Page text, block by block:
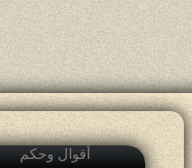
أقوال وحكم